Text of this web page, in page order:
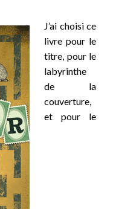
J’ai choisi ce
livre pour le
titre, pour le
labyrinthe
de la
couverture,
et pour le